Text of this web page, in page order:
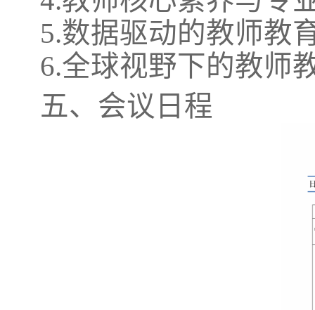
5.数据驱动的教师教
6.全球视野下的教师
五、会议日程